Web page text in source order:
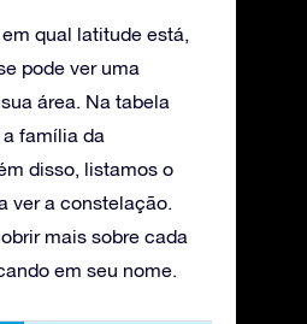
qual latitude está,
pode ver uma
área. Na tabela
família da
disso, listamos o
ver a constelação.
mais sobre cada
em seu nome.